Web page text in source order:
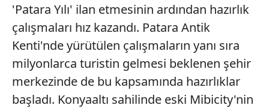
'Patara Yılı' ilan etmesinin ardından hazırlık
çalışmaları hız kazandı. Patara Antik
Kenti'nde yürütülen çalışmaların yanı sıra
milyonlarca turistin gelmesi beklenen şehir
merkezinde de bu kapsamında hazırlıklar
başladı. Konyaaltı sahilinde eski Mibicity'nin